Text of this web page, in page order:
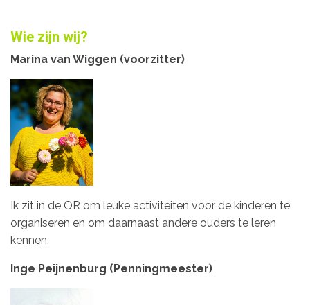
Wie zijn wij?
Marina van Wiggen (voorzitter)
Ik zit in de OR om leuke activiteiten voor de kinderen te
organiseren en om daarnaast andere ouders te leren
kennen.
Inge Peijnenburg (Penningmeester)